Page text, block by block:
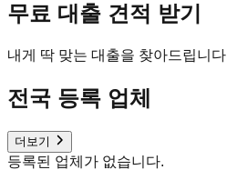
무료 대출 견적 받기
내게 딱 맞는 대출을 찾아드립니다
전국 등록 업체
더보기
등록된 업체가 없습니다.